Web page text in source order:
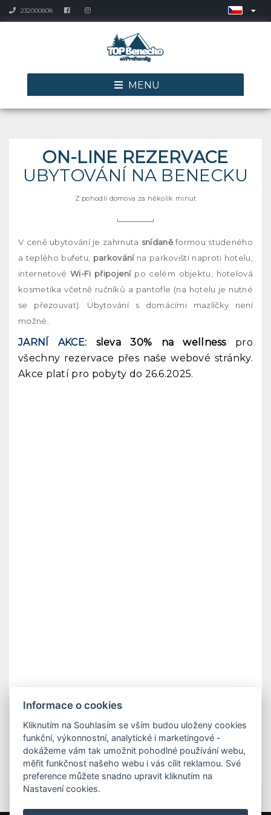
232000808
MENU
ON-LINE REZERVACE
UBYTOVÁNÍ NA BENECKU
Z pohodlí domova za několik minut
V ceně ubytování je zahrnuta snídaněformou studeného
a teplého bufetu, parkovánína parkovišti naproti hotelu,
internetové Wi-Fi připojenípo celém objektu, hotelová
kosmetika včetně ručníků a pantofle (na hotelu je nutné
se přezouvat). Ubytování s domácími mazlíčky není
možné.
JARNÍ AKCE: sleva 30% na wellnesspro
všechny rezervace přes naše webové stránky.
Akce platí pro pobyty do 26.6.2025.
Informace o cookies
Kliknutím na Souhlasím se vším budou uloženy cookies
funkční, výkonnostní, analytické i marketingové -
dokážeme vám tak umožnit pohodlné používání webu,
měřit funkčnost našeho webu i vás cílit reklamou. Své
preference můžete snadno upravit kliknutím na
Nastavení cookies.